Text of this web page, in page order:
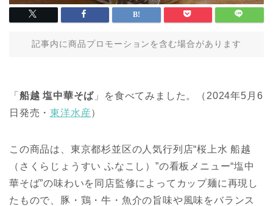
記事内に商品プロモーションを含む場合があります
「 船越 塩中華そば 」を食べてみました。（2024年5月6
日発売・東洋水産）
この商品は、東京都杉並区の人気行列店“桜上水 船越
（さくらじょうすい ふなこし）”の看板メニュー“塩中
華そば”の味わいを同店監修によってカップ麺に再現し
たもので、豚・鶏・牛・魚介の旨味や風味をバランス